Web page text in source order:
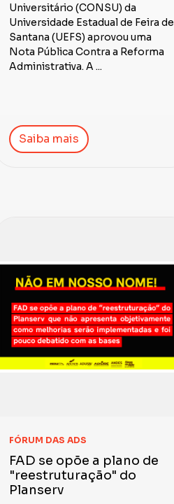
Universitário (CONSU) da
Universidade Estadual de Feira de
Santana (UEFS) aprovou uma
Nota Pública Contra a Reforma
Administrativa. A ...
Saiba mais
FÓRUM DAS ADS
FAD se opõe a plano de
"reestruturação" do
Planserv